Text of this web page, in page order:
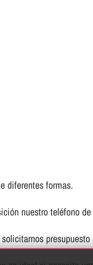
diferentes formas.
nuestro teléfono